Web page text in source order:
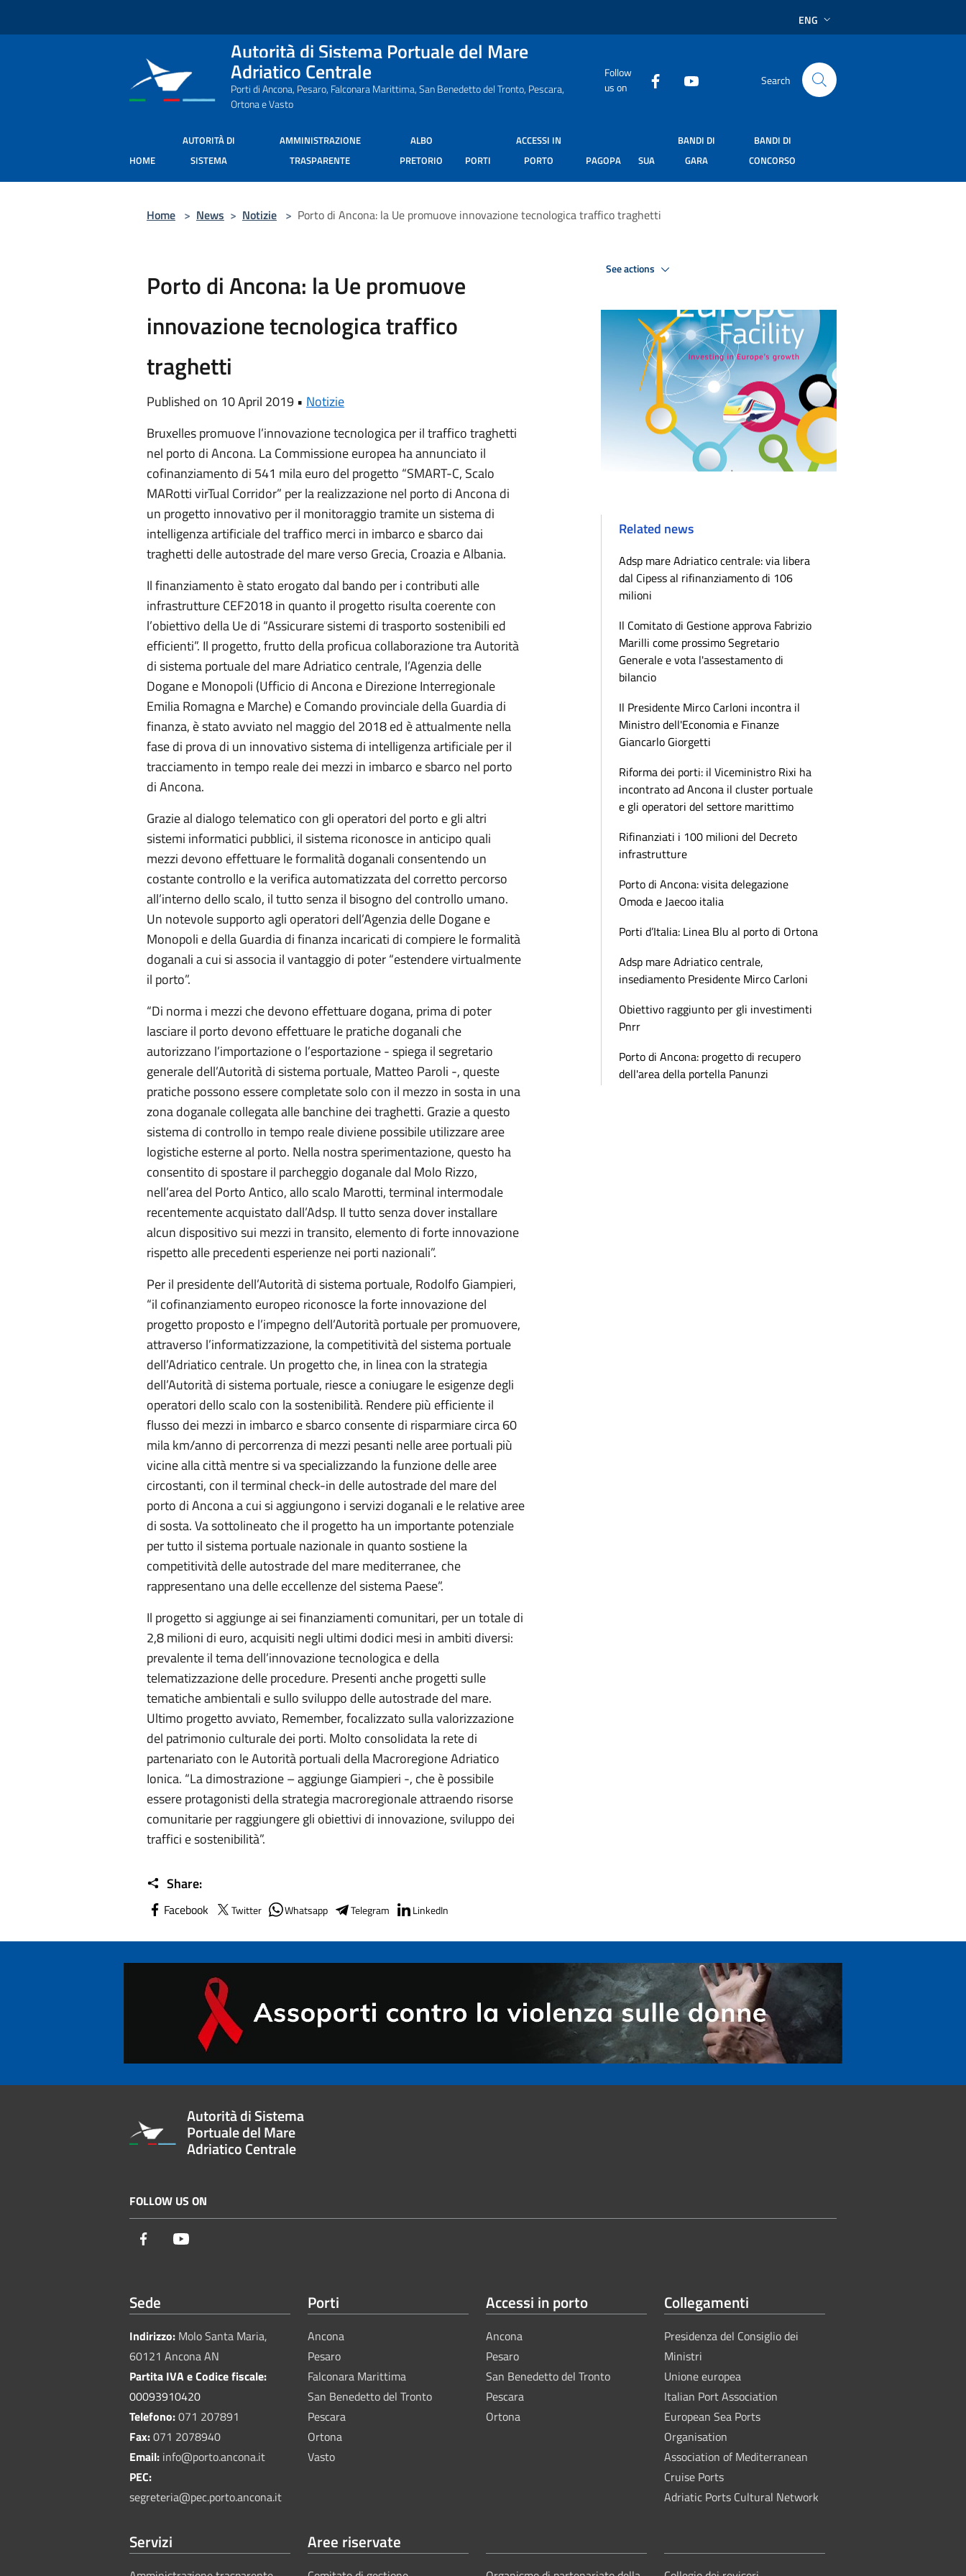
ENG
Autorità di Sistema Portuale del Mare
Adriatico Centrale
Porti di Ancona, Pesaro, Falconara Marittima, San Benedetto del Tronto, Pescara,
Ortona e Vasto
Follow
us on
Search
HOME
AUTORITÀ DI
SISTEMA
AMMINISTRAZIONE
TRASPARENTE
ALBO
PRETORIO
PORTI
ACCESSI IN
PORTO
PAGOPA SUA
BANDI DI
GARA
BANDI DI
CONCORSO
Home > News > Notizie > Porto di Ancona: la Ue promuove innovazione tecnologica traffico traghetti
Porto di Ancona: la Ue promuove
innovazione tecnologica traffico
traghetti
Published on 10 April 2019 • Notizie
Bruxelles promuove l’innovazione tecnologica per il traffico traghetti
nel porto di Ancona. La Commissione europea ha annunciato il
cofinanziamento di 541 mila euro del progetto “SMART-C, Scalo
MARotti virTual Corridor” per la realizzazione nel porto di Ancona di
un progetto innovativo per il monitoraggio tramite un sistema di
intelligenza artificiale del traffico merci in imbarco e sbarco dai
traghetti delle autostrade del mare verso Grecia, Croazia e Albania.
Il finanziamento è stato erogato dal bando per i contributi alle
infrastrutture CEF2018 in quanto il progetto risulta coerente con
l’obiettivo della Ue di “Assicurare sistemi di trasporto sostenibili ed
efficienti”. Il progetto, frutto della proficua collaborazione tra Autorità
di sistema portuale del mare Adriatico centrale, l’Agenzia delle
Dogane e Monopoli (Ufficio di Ancona e Direzione Interregionale
Emilia Romagna e Marche) e Comando provinciale della Guardia di
finanza, è stato avviato nel maggio del 2018 ed è attualmente nella
fase di prova di un innovativo sistema di intelligenza artificiale per il
tracciamento in tempo reale dei mezzi in imbarco e sbarco nel porto
di Ancona.
Grazie al dialogo telematico con gli operatori del porto e gli altri
sistemi informatici pubblici, il sistema riconosce in anticipo quali
mezzi devono effettuare le formalità doganali consentendo un
costante controllo e la verifica automatizzata del corretto percorso
all’interno dello scalo, il tutto senza il bisogno del controllo umano.
Un notevole supporto agli operatori dell’Agenzia delle Dogane e
Monopoli e della Guardia di finanza incaricati di compiere le formalità
doganali a cui si associa il vantaggio di poter “estendere virtualmente
il porto”.
“Di norma i mezzi che devono effettuare dogana, prima di poter
lasciare il porto devono effettuare le pratiche doganali che
autorizzano l’importazione o l’esportazione - spiega il segretario
generale dell’Autorità di sistema portuale, Matteo Paroli -, queste
pratiche possono essere completate solo con il mezzo in sosta in una
zona doganale collegata alle banchine dei traghetti. Grazie a questo
sistema di controllo in tempo reale diviene possibile utilizzare aree
logistiche esterne al porto. Nella nostra sperimentazione, questo ha
consentito di spostare il parcheggio doganale dal Molo Rizzo,
nell’area del Porto Antico, allo scalo Marotti, terminal intermodale
recentemente acquistato dall’Adsp. Il tutto senza dover installare
alcun dispositivo sui mezzi in transito, elemento di forte innovazione
rispetto alle precedenti esperienze nei porti nazionali”.
Per il presidente dell’Autorità di sistema portuale, Rodolfo Giampieri,
“il cofinanziamento europeo riconosce la forte innovazione del
progetto proposto e l’impegno dell’Autorità portuale per promuovere,
attraverso l’informatizzazione, la competitività del sistema portuale
dell’Adriatico centrale. Un progetto che, in linea con la strategia
dell’Autorità di sistema portuale, riesce a coniugare le esigenze degli
operatori dello scalo con la sostenibilità. Rendere più efficiente il
flusso dei mezzi in imbarco e sbarco consente di risparmiare circa 60
mila km/anno di percorrenza di mezzi pesanti nelle aree portuali più
vicine alla città mentre si va specializzando la funzione delle aree
circostanti, con il terminal check-in delle autostrade del mare del
porto di Ancona a cui si aggiungono i servizi doganali e le relative aree
di sosta. Va sottolineato che il progetto ha un importante potenziale
per tutto il sistema portuale nazionale in quanto sostiene la
competitività delle autostrade del mare mediterranee, che
rappresentano una delle eccellenze del sistema Paese”.
Il progetto si aggiunge ai sei finanziamenti comunitari, per un totale di
2,8 milioni di euro, acquisiti negli ultimi dodici mesi in ambiti diversi:
prevalente il tema dell’innovazione tecnologica e della
telematizzazione delle procedure. Presenti anche progetti sulle
tematiche ambientali e sullo sviluppo delle autostrade del mare.
Ultimo progetto avviato, Remember, focalizzato sulla valorizzazione
del patrimonio culturale dei porti. Molto consolidata la rete di
partenariato con le Autorità portuali della Macroregione Adriatico
Ionica. “La dimostrazione – aggiunge Giampieri -, che è possibile
essere protagonisti della strategia macroregionale attraendo risorse
comunitarie per raggiungere gli obiettivi di innovazione, sviluppo dei
traffici e sostenibilità”.
Share:
Facebook Twitter Whatsapp Telegram LinkedIn
See actions
Related news
Adsp mare Adriatico centrale: via libera
dal Cipess al rifinanziamento di 106
milioni
Il Comitato di Gestione approva Fabrizio
Marilli come prossimo Segretario
Generale e vota l'assestamento di
bilancio
Il Presidente Mirco Carloni incontra il
Ministro dell'Economia e Finanze
Giancarlo Giorgetti
Riforma dei porti: il Viceministro Rixi ha
incontrato ad Ancona il cluster portuale
e gli operatori del settore marittimo
Rifinanziati i 100 milioni del Decreto
infrastrutture
Porto di Ancona: visita delegazione
Omoda e Jaecoo italia
Porti d’Italia: Linea Blu al porto di Ortona
Adsp mare Adriatico centrale,
insediamento Presidente Mirco Carloni
Obiettivo raggiunto per gli investimenti
Pnrr
Porto di Ancona: progetto di recupero
dell'area della portella Panunzi
Autorità di Sistema
Portuale del Mare
Adriatico Centrale
FOLLOW US ON
Facebook
Sede
Indirizzo: Molo Santa Maria,
60121 Ancona AN
Partita IVA e Codice fiscale:
00093910420
Telefono:071 207891
Fax:071 2078940
Email: info@porto.ancona.it
PEC:
segreteria@pec.porto.ancona.it
Porti
Ancona
Pesaro
Falconara Marittima
San Benedetto del Tronto
Pescara
Ortona
Vasto
Accessi in porto
Ancona
Pesaro
San Benedetto del Tronto
Pescara
Ortona
Collegamenti
Presidenza del Consiglio dei
Ministri
Unione europea
Italian Port Association
European Sea Ports
Organisation
Association of Mediterranean
Cruise Ports
Adriatic Ports Cultural Network
Servizi Aree riservate